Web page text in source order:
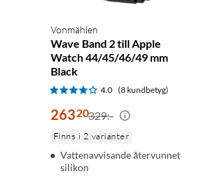
Vonmählen
Wave Band 2 till Apple
Watch 44/45/46/49 mm
Black
4.0 (8 kundbetyg)
26320329:-
Finns i 2 varianter
Vattenavvisande återvunnet
silikon